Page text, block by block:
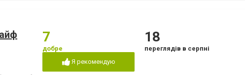
7
добре
Я рекомендую
18
переглядів в серпні